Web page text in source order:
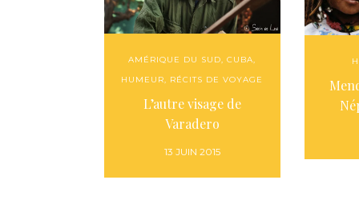
AMÉRIQUE DU SUD,CUBA,
HUMEUR, RÉCITS DE VOYAGE
L’autre visage de
Varadero
13 JUIN 2015